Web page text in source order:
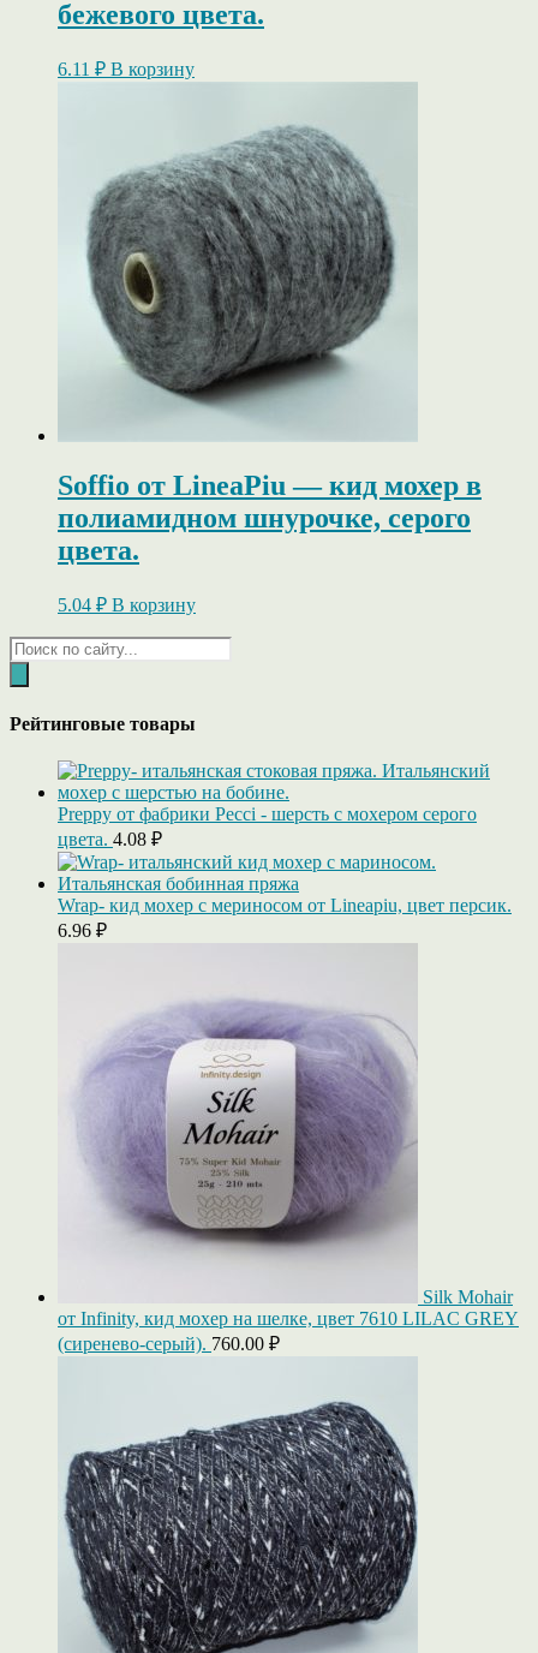
бежевого цвета.
6.11 ₽ В корзину
Soffio от LineaPiu — кид мохер в
полиамидном шнурочке, серого
цвета.
5.04 ₽ В корзину
Поиск
товаров
Рейтинговые товары
Preppy от фабрики Pecci - шерсть с мохером серого
цвета. 4.08 ₽
Wrap- кид мохер c мериносом от Lineapiu, цвет персик.
6.96 ₽
Silk Mohair
от Infinity, кид мохер на шелке, цвет 7610 LILAC GREY
(сиренево-серый). 760.00 ₽